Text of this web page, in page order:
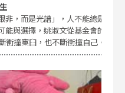
非，而是光譜」，人不能總是
與選擇，姚淑文從基金會的
撞窠臼，也不斷衝撞自己。